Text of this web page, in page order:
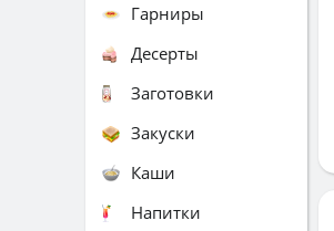
Гарниры
Десерты
Заготовки
Закуски
Каши
Напитки